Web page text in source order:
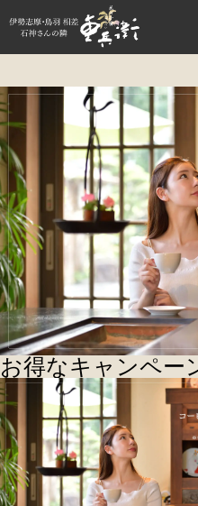
お得なキャンペー